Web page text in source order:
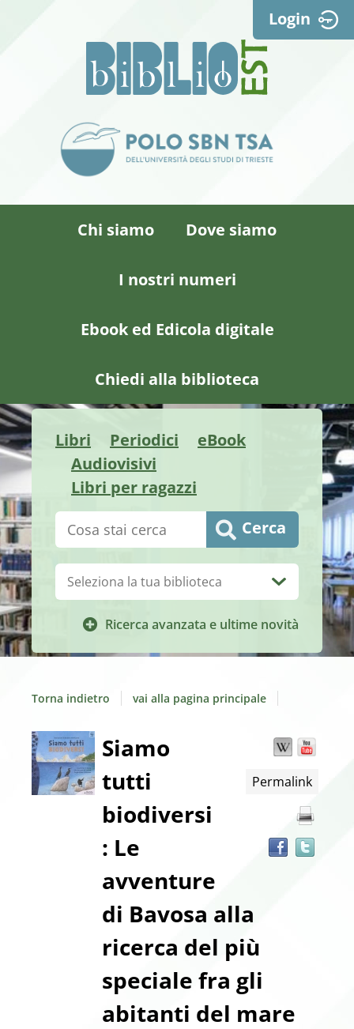
Login
Chi siamo Dove siamo
I nostri numeri
Ebook ed Edicola digitale
Chiedi alla biblioteca
Libri Periodici
eBook
Audiovisivi
Libri per ragazzi
Cerca su "Catalogo" Cerca
Ricerca avanzata e ultime novità
Biblioteca:
Torna indietro vai alla pagina principale
Dettaglio
del
documento
Wikipedia
Permalink
Siamo
tutti
biodiversi
: Le
avventure
di Bavosa alla
ricerca del più
speciale fra gli
abitanti del mare